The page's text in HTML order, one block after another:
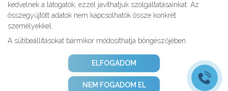
kedvelnek a látogatók, ezzel javíthatjuk szolgáltatásainkat. Az
összegyűjtött adatok nem kapcsolhatók össze konkrét
személyekkel.
A sütibeállításokat bármikor módosíthatja böngészőjében.
ELFOGADOM
NEM FOGADOM EL
Kutatásaink
Partnereink
Karrier
Adatvédelmi tájékoztató
ÁSZF
Adatkezelési tájékoztató